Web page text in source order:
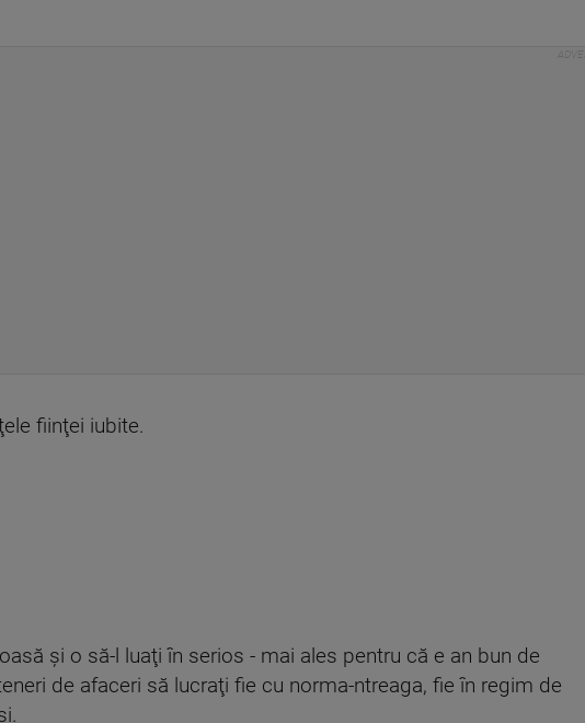
fiinţei iubite.
şi o să-l luaţi în serios - mai ales pentru că e an bun de
de afaceri să lucraţi fie cu norma-ntreaga, fie în regim de